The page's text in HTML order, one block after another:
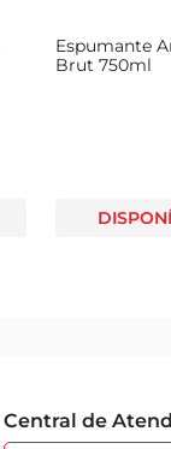
Espumante
Brut 750ml
Central de